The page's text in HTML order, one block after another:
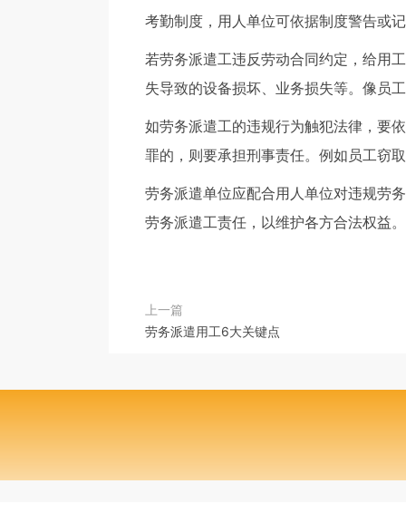
考勤制度，用人单位可依据制度警告或
若劳务派遣工违反劳动合同约定，给用
失导致的设备损坏、业务损失等。像员
如劳务派遣工的违规行为触犯法律，要
罪的，则要承担刑事责任。例如员工窃
劳务派遣单位应配合用人单位对违规劳
劳务派遣工责任，以维护各方合法权益。
上一篇
劳务派遣用工6大关键点